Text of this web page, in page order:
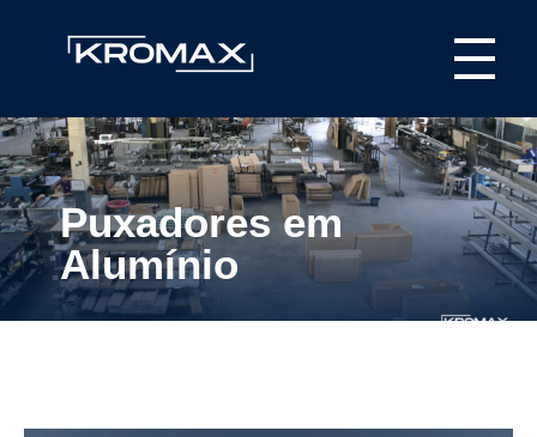
Kromax Puxadores
Fábrica de ferragens especializada em Puxadores em Inox e Alumínio, Dobradiças Pivotantes e Kits Aparentes
Puxadores em
Alumínio